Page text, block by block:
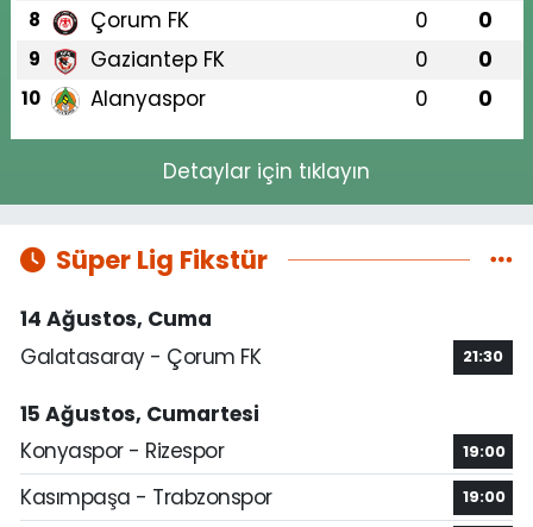
8 Çorum FK 0 0
9 Gaziantep FK 0 0
10 Alanyaspor 0 0
Detaylar için tıklayın
Süper Lig Fikstür
14 Ağustos, Cuma
Galatasaray - Çorum FK
21:30
15 Ağustos, Cumartesi
Konyaspor - Rizespor
19:00
Kasımpaşa - Trabzonspor 19:00